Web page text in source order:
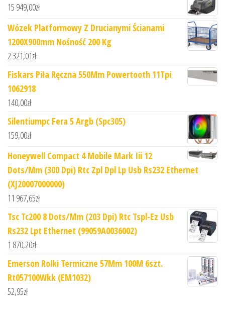
15 949,00zł
Wózek Platformowy Z Drucianymi Ścianami
1200X900mm Nośność 200 Kg
2 321,01zł
Fiskars Piła Ręczna 550Mm Powertooth 11Tpi
1062918
140,00zł
Silentiumpc Fera 5 Argb (Spc305)
159,00zł
Honeywell Compact 4 Mobile Mark Iii 12
Dots/Mm (300 Dpi) Rtc Zpl Dpl Lp Usb Rs232 Ethernet
(XJ20007000000)
11 967,65zł
Tsc Tc200 8 Dots/Mm (203 Dpi) Rtc Tspl-Ez Usb
Rs232 Lpt Ethernet (99059A0036002)
1 870,20zł
Emerson Rolki Termiczne 57Mm 100M 6szt.
Rt057100Wkk (EM1032)
52,95zł